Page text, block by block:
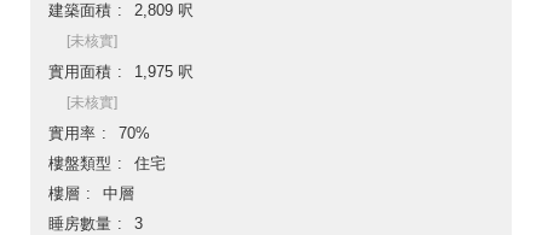
建築面積
2,809 呎
[未核實]
實用面積 1,975 呎
[未核實]
實用率
70%
樓盤類型
住宅
樓層
中層
睡房數量
3